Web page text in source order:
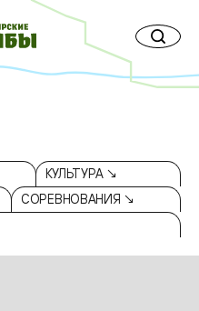
КУЛЬТУРА ↘
СОРЕВНОВАНИЯ ↘